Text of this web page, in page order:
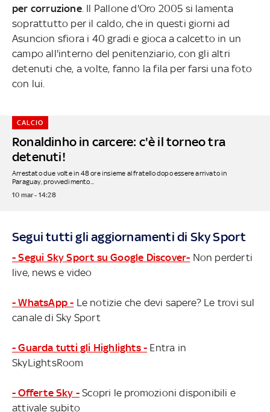
per corruzione. Il Pallone d'Oro 2005 si lamenta
soprattutto per il caldo, che in questi giorni ad
Asuncion sfiora i 40 gradi e gioca a calcetto in un
campo all'interno del penitenziario, con gli altri
detenuti che, a volte, fanno la fila per farsi una foto
con lui.
Ronaldinho in carcere: c'è il torneo tra
detenuti!
CALCIO
Arrestato due volte in 48 ore insieme al fratello dopo essere arrivato in
Paraguay, provvedimento...
10 mar - 14:28
Segui tutti gli aggiornamenti di Sky Sport
- Segui Sky Sport su Google Discover- Non perderti
live, news e video
- WhatsApp - Le notizie che devi sapere? Le trovi sul
canale di Sky Sport
- Guarda tutti gli Highlights - Entra in
SkyLightsRoom
- Offerte Sky - Scopri le promozioni disponibili e
attivale subito